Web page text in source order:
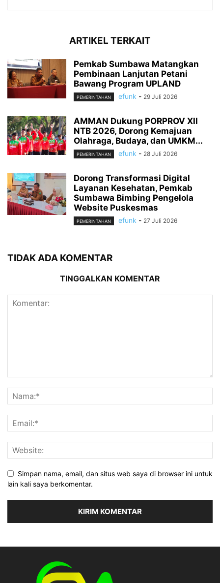
ARTIKEL TERKAIT
Pemkab Sumbawa Matangkan
Pembinaan Lanjutan Petani
Bawang Program UPLAND
PEMERINTAHAN efunk - 29 Juli 2026
AMMAN Dukung PORPROV XII
NTB 2026, Dorong Kemajuan
Olahraga, Budaya, dan UMKM...
PEMERINTAHAN efunk - 28 Juli 2026
Dorong Transformasi Digital
Layanan Kesehatan, Pemkab
Sumbawa Bimbing Pengelola
Website Puskesmas
PEMERINTAHAN efunk - 27 Juli 2026
TIDAK ADA KOMENTAR
TINGGALKAN KOMENTAR
Simpan nama, email, dan situs web saya di browser ini untuk
lain kali saya berkomentar.